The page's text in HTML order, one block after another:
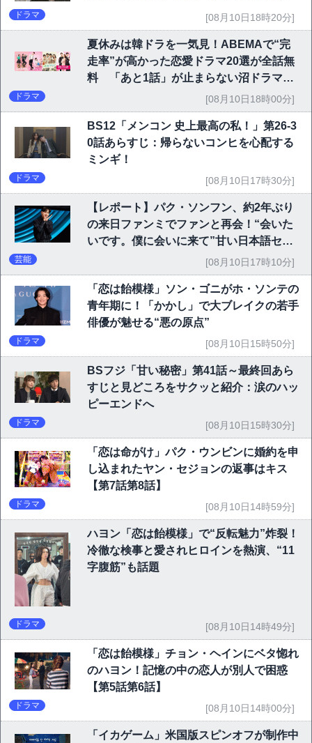
ドラマ [08月10日18時20分]
夏休みは韓ドラを一気見！ABEMAで“完
走率”が高かった恋愛ドラマ20選が全話無
料 「あと1話」が止まらない沼ドラマを
ドラマ [08月10日18時00分]
BS12「メンコン 史上最高の私！」第26-3
0話あらすじ：帰らないコンヒを心配する
ミンギ！
ドラマ [08月10日17時30分]
【レポート】パク・ソンフン、約2年ぶり
の来日ファンミでファンと再会！“会いた
いです。僕に会いに来て”甘い日本語セリ
芸能 [08月10日17時10分]
「恋は飴模様」ソン・ゴニがホ・ソンテの
青年期に！「かかし」で大ブレイクの若手
俳優が魅せる“悪の原点”
ドラマ [08月10日15時50分]
BSフジ「甘い秘密」第41話～最終回あら
すじと見どころをサクッと紹介：涙のハッ
ピーエンドへ
ドラマ [08月10日15時30分]
「恋は命がけ」パク・ウンビンに婚約を申
し込まれたヤン・セジョンの返事はキス
【第7話第8話】
ドラマ [08月10日14時59分]
ハヨン「恋は飴模様」で“反転魅力”炸裂！
冷徹な検事と愛されヒロインを熱演、“11
字腹筋”も話題
ドラマ [08月10日14時49分]
「恋は飴模様」チョン・ヘインにベタ惚れ
のハヨン！記憶の中の恋人が別人で困惑
【第5話第6話】
ドラマ [08月10日14時00分]
「イカゲーム」米国版スピンオフが制作中